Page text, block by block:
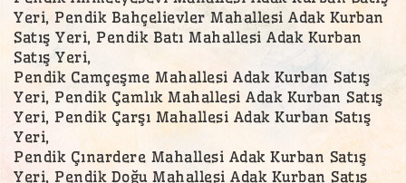
Yeri, Pendik Bahçelievler Mahallesi Adak Kurban
Satış Yeri, Pendik Batı Mahallesi Adak Kurban
Satış Yeri,
Pendik Camçeşme Mahallesi Adak Kurban Satış
Yeri, Pendik Çamlık Mahallesi Adak Kurban Satış
Yeri, Pendik Çarşı Mahallesi Adak Kurban Satış
Yeri,
Pendik Çınardere Mahallesi Adak Kurban Satış
Yeri, Pendik Doğu Mahallesi Adak Kurban Satış